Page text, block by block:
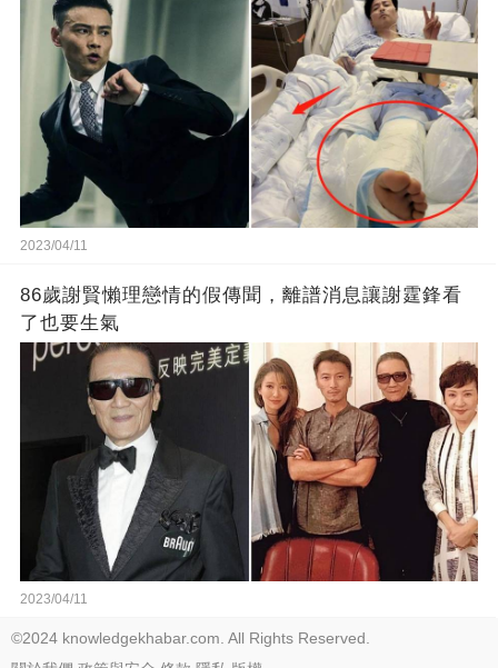
2023/04/11
86歲謝賢懶理戀情的假傳聞，離譜消息讓謝霆鋒看
了也要生氣
2023/04/11
©2024 knowledgekhabar.com. All Rights Reserved.